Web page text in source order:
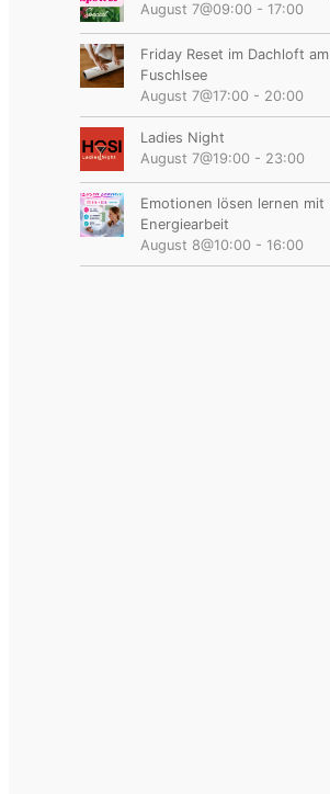
August 7@09:00- 17:00
Friday Reset im Dachloft am
Fuschlsee
August 7@17:00- 20:00
Ladies Night
August 7@19:00- 23:00
Emotionen lösen lernen mit
Energiearbeit
August 8@10:00- 16:00